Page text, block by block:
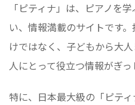
「ピティナ」は、ピアノを
い、情報満載のサイトです
けではなく、子どもから大
人にとって役立つ情報がぎっ
特に、日本最大級の「ピテ